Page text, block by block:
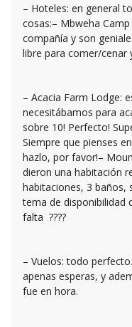
– Hoteles: en general
cosas:– Mbweha
compañía y son
libre para comer/cenar
– Acacia Farm Lodge:
necesitábamos para
sobre 10! Perfecto!
Siempre que pienses
hazlo, por favor!–
dieron una habitación
habitaciones, 3 baños,
tema de disponibilidad
falta ????
– Vuelos: todo
apenas esperas, y
fue en hora.